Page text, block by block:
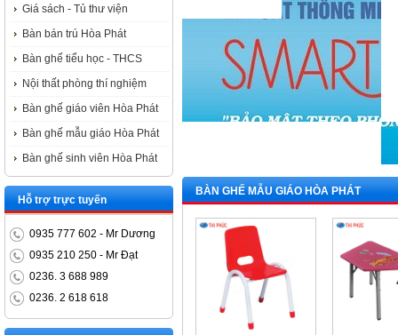
BÀN GHẾ MẪU GIÁO HÒA PHÁT
Giá sách - Tủ thư viện
Bàn bán trú Hòa Phát
Bàn ghế tiểu học - THCS
Nội thất phòng thí nghiệm
Bàn ghế giáo viên Hòa Phát
Bàn ghế mẫu giáo Hòa Phát
Bàn ghế sinh viên Hòa Phát
Hỗ trợ trực tuyến
0935 777 602 - Mr Dương
0935 210 250 - Mr Đạt
0236. 3 688 989
0236. 2 618 618
ET1400D